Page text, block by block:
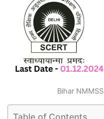
Bihar
Table of Contents